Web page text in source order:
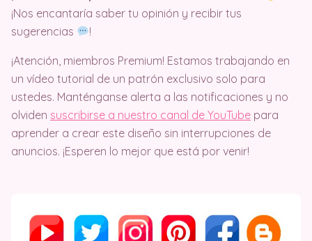
¡Nos encantaría saber tu opinión y recibir tus
sugerencias
!
¡Atención, miembros Premium! Estamos trabajando en
un vídeo tutorial de un patrón exclusivo solo para
ustedes. Manténganse alerta a las notificaciones y no
olviden suscribirse a nuestro canal de YouTube para
aprender a crear este diseño sin interrupciones de
anuncios. ¡Esperen lo mejor que está por venir!